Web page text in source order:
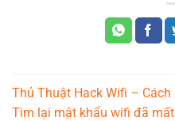
Thủ Thuật Hack Wifi – Cách
Tìm lại mật khẩu wifi đã mất